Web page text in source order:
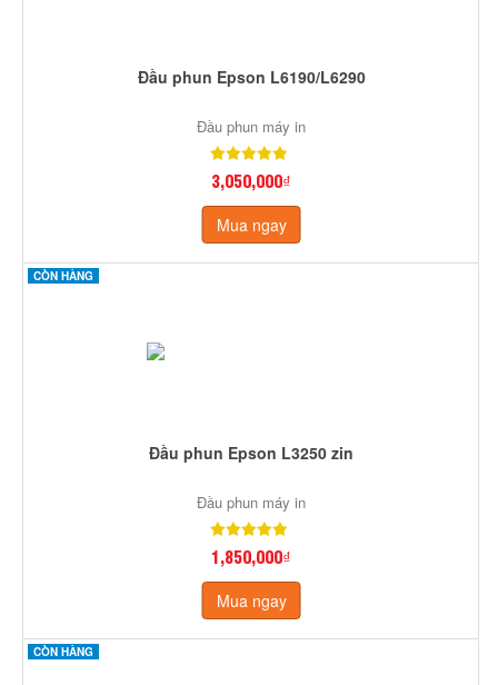
Đầu phun Epson L6190/L6290
Đầu phun máy in
3,050,000₫
Mua ngay
CÒN HÀNG
Đầu phun Epson L3250 zin
Đầu phun máy in
1,850,000₫
Mua ngay
CÒN HÀNG